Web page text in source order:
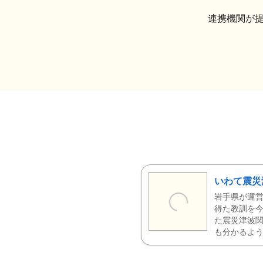
連携機関が
いわて震
岩手県が運
得た教訓を
た震災津波
も分かるよ